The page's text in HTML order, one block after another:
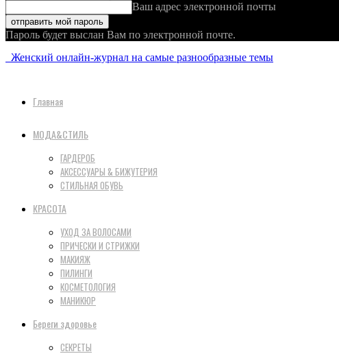
Ваш адрес электронной почты
Пароль будет выслан Вам по электронной почте.
Женский онлайн-журнал на самые разнообразные темы
Главная
МОДА&СТИЛЬ
ГАРДЕРОБ
АКСЕССУАРЫ & БИЖУТЕРИЯ
СТИЛЬНАЯ ОБУВЬ
КРАСОТА
УХОД ЗА ВОЛОСАМИ
ПРИЧЕСКИ И СТРИЖКИ
МАКИЯЖ
ПИЛИНГИ
КОСМЕТОЛОГИЯ
МАНИКЮР
Береги здоровье
СЕКРЕТЫ